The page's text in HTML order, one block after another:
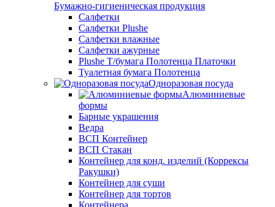
Бумажно-гигиеническая продукция
Салфетки
Салфетки Plushe
Салфетки влажные
Салфетки ажурные
Plushe Т/бумага Полотенца Платочки
Туалетная бумага Полотенца
Одноразовая посуда
Алюминиевые
формы
Барные украшения
Ведра
ВСП Контейнер
ВСП Стакан
Контейнер для конд. изделий (Коррексы
Ракушки)
Контейнер для суши
Контейнер для тортов